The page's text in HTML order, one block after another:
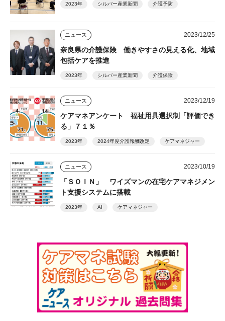
2023年 シルバー産業新聞 介護予防
ニュース 2023/12/25
奈良県の介護保険 働きやすさの見える化、地域
包括ケアを推進
2023年 シルバー産業新聞 介護保険
ニュース 2023/12/19
ケアマネアンケート 福祉用具選択制「評価でき
る」７１％
2023年 2024年度介護報酬改定 ケアマネジャー
ニュース 2023/10/19
「ＳＯＩＮ」 ワイズマンの在宅ケアマネジメン
ト支援システムに搭載
2023年 AI ケアマネジャー